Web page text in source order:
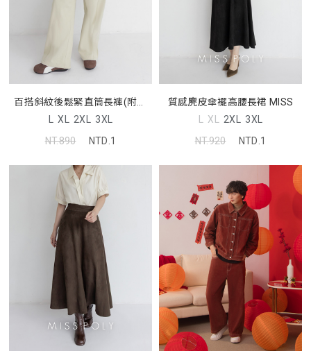
百搭斜紋後鬆緊直筒長褲(附腰
帶)
L XL 2XL 3XL
NT.890
NTD.1
質感麂皮傘襬高腰長裙 MISS
L XL 2XL 3XL
NT.920
NTD.1